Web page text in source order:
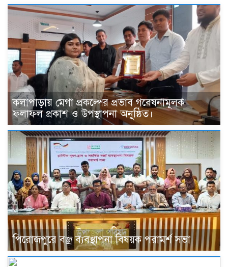
কলাপাড়ায় মেগা প্রকল্পের প্রভাব গবেষনামূলক
ফলাফল প্রকাশ ও উপস্থাপনা অনুষ্ঠিত।
পিরোজপুরে বজ্র ব্যবস্থাপনা বিষয়ক পরামর্শ সভা